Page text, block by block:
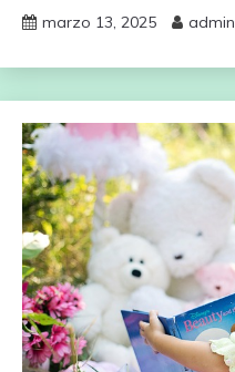
marzo 13, 2025 admin